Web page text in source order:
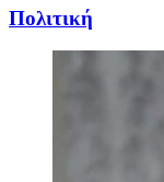
Πολιτική